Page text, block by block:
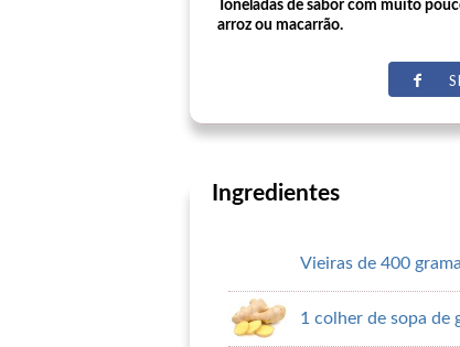
Toneladas de sabor com muito
arroz ou macarrão.
Ingredientes
Vieiras de 400
1 colher de sopa de